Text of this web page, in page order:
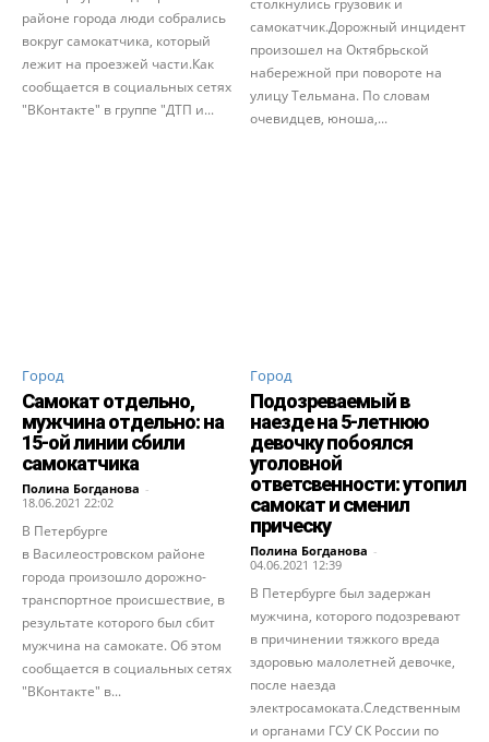
районе города люди собрались
вокруг самокатчика, который
лежит на проезжей части.Как
сообщается в социальных сетях
"ВКонтакте" в группе "ДТП и...
самокатчик.Дорожный инцидент
произошел на Октябрьской
набережной при повороте на
улицу Тельмана. По словам
очевидцев, юноша,...
Город
Самокат отдельно,
мужчина отдельно: на
15-ой линии сбили
самокатчика
Полина Богданова -
18.06.2021 22:02
В Петербурге
в Василеостровском районе
города произошло дорожно-
транспортное происшествие, в
результате которого был сбит
мужчина на самокате. Об этом
сообщается в социальных сетях
"ВКонтакте" в...
Город
Подозреваемый в
наезде на 5-летнюю
девочку побоялся
уголовной
ответсвенности: утопил
самокат и сменил
прическу
Полина Богданова -
04.06.2021 12:39
В Петербурге был задержан
мужчина, которого подозревают
в причинении тяжкого вреда
здоровью малолетней девочке,
после наезда
электросамоката.Следственным
и органами ГСУ СК России по